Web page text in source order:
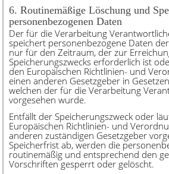
6. Routinemäßige Löschung und
personenbezogenen Daten
Der für die Verarbeitung
speichert personenbezogene Daten
nur für den Zeitraum, der zur
Speicherungszwecks erforderlich ist
den Europäischen Richtlinien- und
einen anderen Gesetzgeber in
welchen der für die Verarbeitung
vorgesehen wurde.
Entfällt der Speicherungszweck oder
Europäischen Richtlinien- und
anderen zuständigen Gesetzgeber
Speicherfrist ab, werden die
routinemäßig und entsprechend den
Vorschriften gesperrt oder gelöscht.